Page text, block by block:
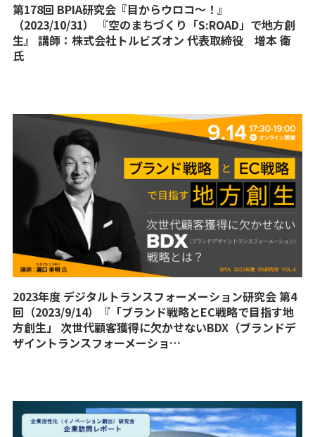
第178回 BPIA研究会『目からウロコ〜！』
（2023/10/31） 『空のまちづくり「S:ROAD」で地方創
生』 講師：株式会社トルビズオン 代表取締役 増本 衛
氏
2023年度 デジタルトランスフォーメーション研究会 第4
回（2023/9/14）『「ブランド戦略とEC戦略で目指す地
方創生」 次世代顧客獲得に欠かせないBDX（ブランドデ
ザイントランスフォーメーショ…